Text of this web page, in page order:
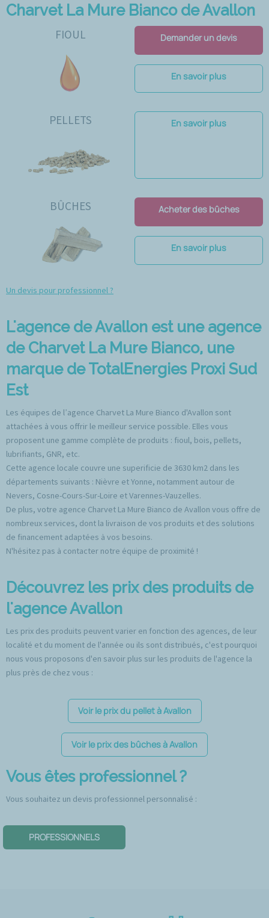
Charvet La Mure Bianco de Avallon
FIOUL Demander un devis
En savoir plus
PELLETS En savoir plus
BÛCHES Acheter des bûches
En savoir plus
Un devis pour professionnel ?
L'agence de Avallon est une agence
de Charvet La Mure Bianco, une
marque de TotalEnergies Proxi Sud
Est
Les équipes de l’agence Charvet La Mure Bianco d'Avallon sont
attachées à vous offrir le meilleur service possible. Elles vous
proposent une gamme complète de produits : fioul, bois, pellets,
lubrifiants, GNR, etc.
Cette agence locale couvre une superificie de 3630 km2 dans les
départements suivants : Nièvre et Yonne, notamment autour de
Nevers, Cosne-Cours-Sur-Loire et Varennes-Vauzelles.
De plus, votre agence Charvet La Mure Bianco de Avallon vous offre de
nombreux services, dont la livraison de vos produits et des solutions
de financement adaptées à vos besoins.
N'hésitez pas à contacter notre équipe de proximité !
Découvrez les prix des produits de
l'agence Avallon
Les prix des produits peuvent varier en fonction des agences, de leur
localité et du moment de l'année ou ils sont distribués, c'est pourquoi
nous vous proposons d'en savoir plus sur les produits de l'agence la
plus près de chez vous :
Voir le prix du pellet à Avallon
Voir le prix des bûches à Avallon
Vous êtes professionnel ?
Vous souhaitez un devis professionnel personnalisé :
PROFESSIONNELS